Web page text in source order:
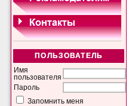
ПОЛЬЗОВАТЕЛЬ
Имя
пользователя
Пароль
Запомнить меня